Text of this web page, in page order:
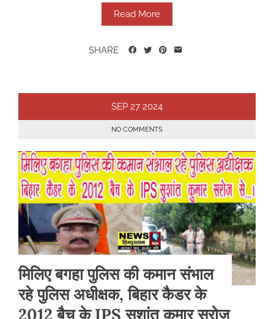
Read More
SHARE
SEP 27 2024
NO COMMENTS
मिलिए बगहा पुलिस की कमान संभाल
रहे पुलिस अधीक्षक, बिहार कैडर के
2012 बैच के IPS सुशांत कुमार सरोज